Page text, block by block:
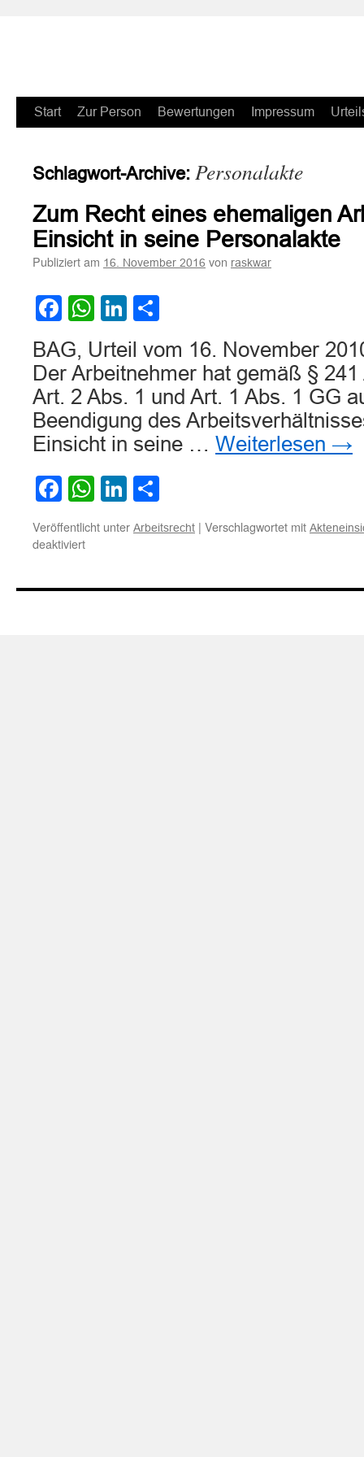
Zum
springen
Start Zur Person Bewertungen Impressum
Schlagwort-Archive: Personalakte
Zum Recht eines ehemaligen
Einsicht in seine Personalakte
Publiziert am 16. November 2016 von raskwar
Facebook
WhatsApp
LinkedIn
BAG, Urteil vom 16. November
Der Arbeitnehmer hat gemäß §
Art. 2 Abs. 1 und Art. 1 Abs. 1 GG
Beendigung des
Einsicht in seine … Weiterlesen →
Facebook
WhatsApp
LinkedIn
Veröffentlicht unter Arbeitsrecht | Verschlagwortet mit
deaktiviertfür
eines